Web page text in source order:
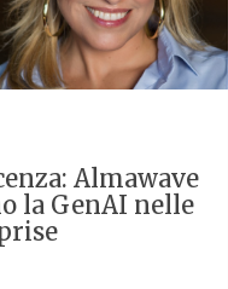
Almawave
la GenAI nelle